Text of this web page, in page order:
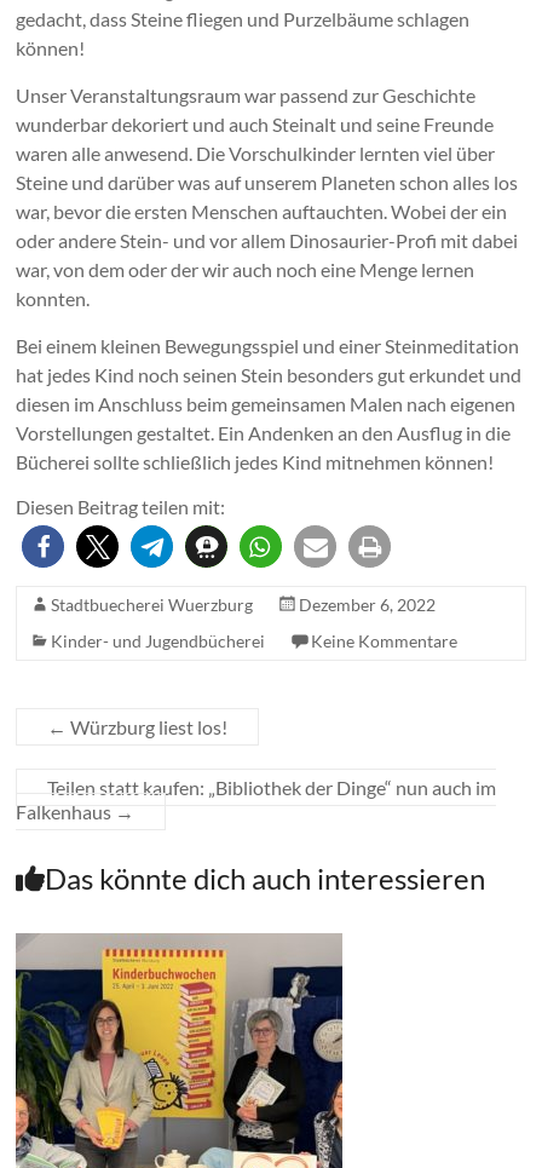
gedacht, dass Steine fliegen und Purzelbäume schlagen
können!
Unser Veranstaltungsraum war passend zur Geschichte
wunderbar dekoriert und auch Steinalt und seine Freunde
waren alle anwesend. Die Vorschulkinder lernten viel über
Steine und darüber was auf unserem Planeten schon alles los
war, bevor die ersten Menschen auftauchten. Wobei der ein
oder andere Stein- und vor allem Dinosaurier-Profi mit dabei
war, von dem oder der wir auch noch eine Menge lernen
konnten.
Bei einem kleinen Bewegungsspiel und einer Steinmeditation
hat jedes Kind noch seinen Stein besonders gut erkundet und
diesen im Anschluss beim gemeinsamen Malen nach eigenen
Vorstellungen gestaltet. Ein Andenken an den Ausflug in die
Bücherei sollte schließlich jedes Kind mitnehmen können!
Diesen Beitrag teilen mit:
Stadtbuecherei Wuerzburg
Dezember 6, 2022
Kinder- und Jugendbücherei
Keine Kommentare
← Würzburg liest los!
Teilen statt kaufen: „Bibliothek der Dinge“ nun auch im
Falkenhaus →
Das könnte dich auch interessieren